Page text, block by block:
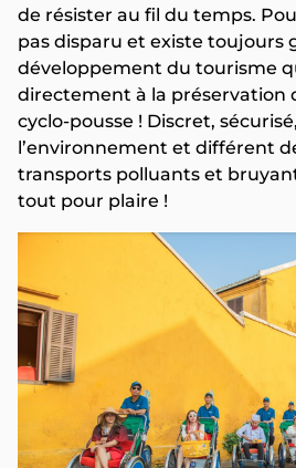
de résister au fil du temps.
pas disparu et existe toujours
développement du tourisme
directement à la préservation
cyclo-pousse ! Discret,
l’environnement et différent
transports polluants et
tout pour plaire !